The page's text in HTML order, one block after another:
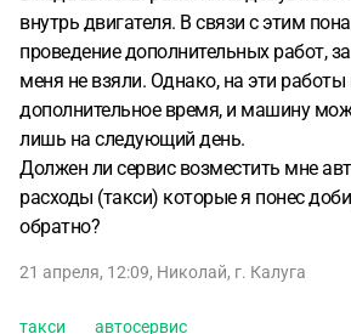
внутрь двигателя. В связи с этим
проведение дополнительных работ,
меня не взяли. Однако, на эти работы
дополнительное время, и машину
лишь на следующий день.
Должен ли сервис возместить мне
расходы (такси) которые я понес
обратно?
21 апреля, 12:09, Николай, г. Калуга
такси автосервис